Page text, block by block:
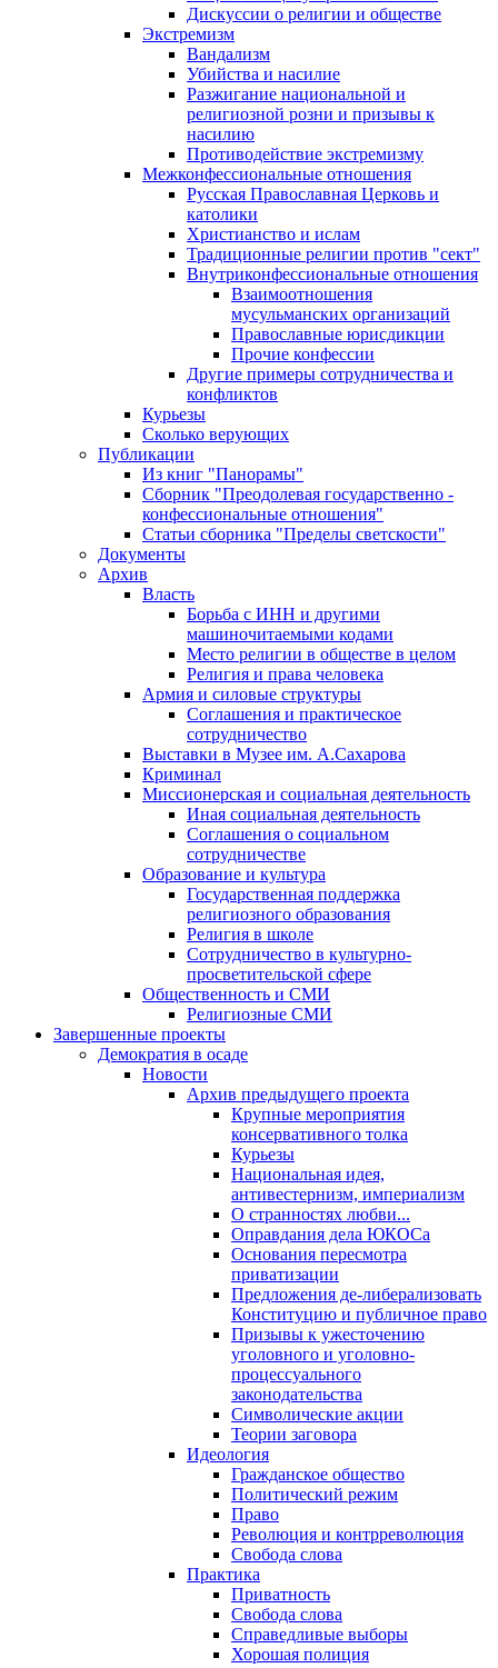
Дискуссии о религии и обществе
Экстремизм
Вандализм
Убийства и насилие
Разжигание национальной и
религиозной розни и призывы к
насилию
Противодействие экстремизму
Межконфессиональные отношения
Русская Православная Церковь и
католики
Христианство и ислам
Традиционные религии против "сект"
Внутриконфессиональные отношения
Взаимоотношения
мусульманских организаций
Православные юрисдикции
Прочие конфессии
Другие примеры сотрудничества и
конфликтов
Курьезы
Сколько верующих
Публикации
Из книг "Панорамы"
Сборник "Преодолевая государственно -
конфессиональные отношения"
Статьи сборника "Пределы светскости"
Документы
Архив
Власть
Борьба с ИНН и другими
машиночитаемыми кодами
Место религии в обществе в целом
Религия и права человека
Армия и силовые структуры
Соглашения и практическое
сотрудничество
Выставки в Музее им. А.Сахарова
Криминал
Миссионерская и социальная деятельность
Иная социальная деятельность
Соглашения о социальном
сотрудничестве
Образование и культура
Государственная поддержка
религиозного образования
Религия в школе
Сотрудничество в культурно-
просветительской сфере
Общественность и СМИ
Религиозные СМИ
Завершенные проекты
Демократия в осаде
Новости
Архив предыдущего проекта
Крупные мероприятия
консервативного толка
Курьезы
Национальная идея,
антивестернизм, империализм
О странностях любви...
Оправдания дела ЮКОСа
Основания пересмотра
приватизации
Предложения де-либерализовать
Конституцию и публичное право
Призывы к ужесточению
уголовного и уголовно-
процессуального
законодательства
Символические акции
Теории заговора
Идеология
Гражданское общество
Политический режим
Право
Революция и контрреволюция
Свобода слова
Практика
Приватность
Свобода слова
Справедливые выборы
Хорошая полиция